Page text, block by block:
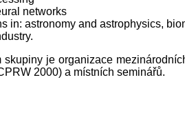
networks
in: astronomy and astrophysics,
skupiny je organizace
2000) a místních seminářů.